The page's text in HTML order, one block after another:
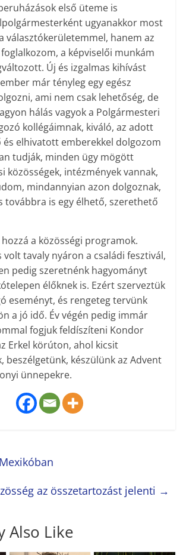
első üteme is
ugyanakkor most
választókerületemmel, hanem az
a képviselői munkám
Új és izgalmas kihívást
már tényleg egy egész
ami nem csak lehetőség, de
hálás vagyok a Polgármesteri
kollégáimnak, kiváló, az adott
elhivatott emberekkel dolgozom
tudják, minden ügy mögött
közösségek, intézmények vannak,
mindannyian azon dolgoznak,
továbbra is egy élhető, szerethető
a közösségi programok.
volt tavaly nyáron a családi fesztivál,
pedig szeretnénk hagyományt
élőknek is. Ezért szerveztük
eseményt, és rengeteg tervünk
a jó idő. Év végén pedig immár
fogjuk feldíszíteni Kondor
Erkel körúton, ahol kicsit
beszélgetünk, készülünk az Advent
ünnepekre.
az összetartozást jelenti →
Also Like